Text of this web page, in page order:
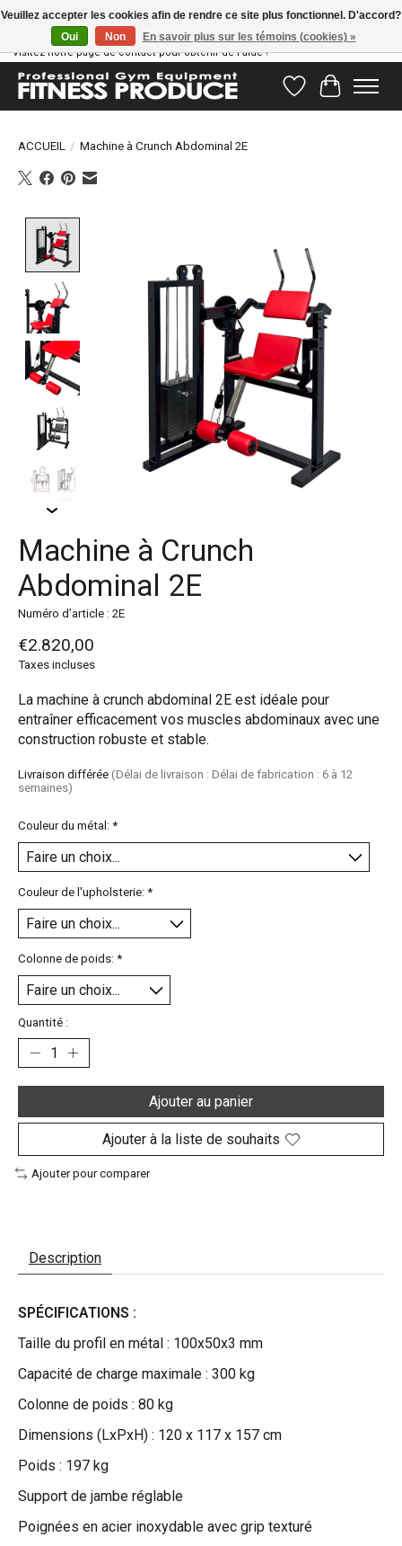
Vous avez des questions ? Notre équipe d'assistance est prête à vous aider !
Visitez notre page de contact pour obtenir de l'aide !
Liste dePanier
ACCUEIL / Machine à Crunch Abdominal 2E
Machine à Crunch
Abdominal 2E
Numéro d’article : 2E
€2.820,00
Taxes incluses
La machine à crunch abdominal 2E est idéale pour
entraîner efficacement vos muscles abdominaux avec une
construction robuste et stable.
Livraison différée (Délai de livraison : Délai de fabrication : 6 à 12
semaines)
Couleur du métal: *
Couleur de l'upholsterie: *
Colonne de poids: *
Quantité :
Ajouter au panier
Ajouter à la liste de souhaits
Ajouter pour comparer
Description
SPÉCIFICATIONS :
Taille du profil en métal : 100x50x3 mm
Capacité de charge maximale : 300 kg
Colonne de poids : 80 kg
Dimensions (LxPxH) : 120 x 117 x 157 cm
Poids : 197 kg
Support de jambe réglable
Poignées en acier inoxydable avec grip texturé
Veuillez accepter les cookies afin de rendre ce site plus fonctionnel. D'accord?
Oui
Non En savoir plus sur les témoins (cookies) »